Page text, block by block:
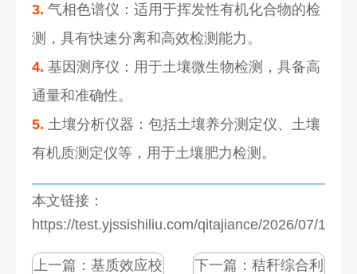
3. 气相色谱仪：适用于挥发性有机化合物的检
测，具有快速分离和高效检测能力。
4. 基因测序仪：用于土壤微生物检测，具备高
通量和准确性。
5. 土壤分析仪器：包括土壤养分测定仪、土壤
有机质测定仪等，用于土壤肥力检测。
本文链接：
https://test.yjssishiliu.com/qitajiance/2026/07/
上一篇： 基质效应校
下一篇：秸秆综合利